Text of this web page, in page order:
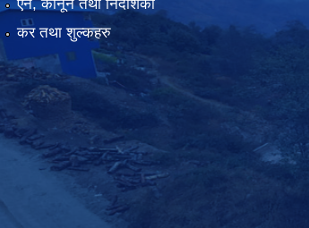
ऐन, कानून तथा निर्देशिका
कर तथा शुल्कहरु